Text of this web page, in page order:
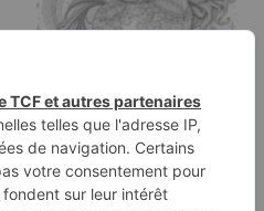
Page à colorier d'une
licorne, créature
majestueuse…